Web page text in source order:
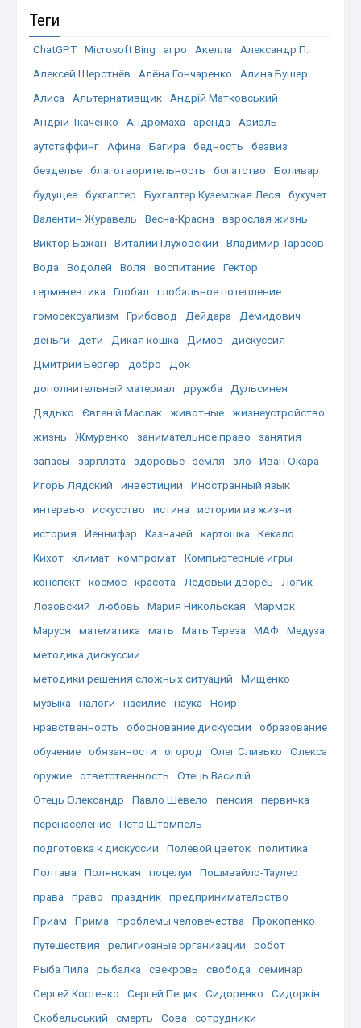
Теги
ChatGPT Microsoft Bing агро Акелла
Александр П.
Алексей Шерстнёв
Алёна Гончаренко
Алина Бушер
Алиса
Альтернативщик
Андрій Матковський
Андрій Ткаченко
Андромаха аренда
Ариэль
аутстаффинг
Афина Багира бедность
безвиз
безделье
благотворительность богатство
Боливар
будущее
бухгалтер Бухгалтер Куземская Леся
бухучет
Валентин Журавель
Весна-Красна
взрослая жизнь
Виктор Бажан
Виталий Глуховский
Владимир Тарасов
Вода
Водолей Воля воспитание
Гектор
герменевтика
Глобал
глобальное потепление
гомосексуализм
Грибовод Дейдара
Демидович
деньги
дети Дикая кошка Димов
дискуссия
Дмитрий Бергер
добро
Док
дополнительный материал
дружба
Дульсинея
Дядько
Євгеній Маслак животные
жизнеустройство
жизнь
Жмуренко занимательное право
занятия
запасы
зарплата здоровье земля зло
Иван Окара
Игорь Лядский
инвестиции
Иностранный язык
интервью
искусство истина
истории из жизни
история
Йеннифэр Казначей картошка
Кекало
Кихот
климат компромат
Компьютерные игры
конспект
космос красота Ледовый дворец
Логик
Лозовский
любовь Мария Никольская
Мармок
Маруся
математика мать Мать Тереза МАФ
Медуза
методика дискуссии
методики решения сложных ситуаций
Мищенко
музыка
налоги насилие наука
Ноир
нравственность
обоснование дискуссии
образование
обучение
обязанности огород Олег Слизько
Олекса
оружие
ответственность
Отець Василій
Отець Олександр
Павло Шевело пенсия
первичка
перенаселение
Пётр Штомпель
подготовка к дискуссии
Полевой цветок
политика
Полтава
Полянская поцелуи
Пошивайло-Таулер
права
право праздник
предпринимательство
Приам
Прима проблемы человечества
Прокопенко
путешествия
религиозные организации
робот
Рыба Пила
рыбалка свекровь свобода
семинар
Сергей Костенко
Сергей Пецик Сидоренко
Сидоркін
Скобельський
смерть Сова
сотрудники